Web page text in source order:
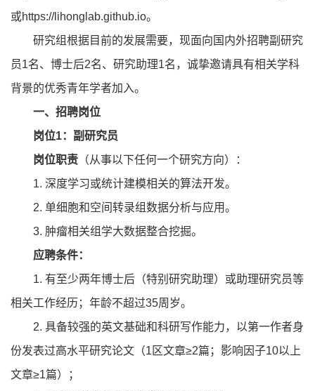
或https://lihonglab.github.io。
研究组根据目前的发展需要，现面向国内外招聘副研究
员1名、博士后2名、研究助理1名，诚挚邀请具有相关学科
背景的优秀青年学者加入。
一、招聘岗位
岗位1：副研究员
岗位职责 （从事以下任何一个研究方向）：
1. 深度学习或统计建模相关的算法开发。
2. 单细胞和空间转录组数据分析与应用。
3. 肿瘤相关组学大数据整合挖掘。
应聘条件：
1. 有至少两年博士后（特别研究助理）或助理研究员等
相关工作经历；年龄不超过35周岁。
2. 具备较强的英文基础和科研写作能力，以第一作者身
份发表过高水平研究论文（1区文章≥2篇；影响因子10以上
文章≥1篇）；